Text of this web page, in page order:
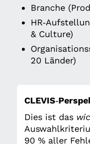
Branche
& Culture)
20 Länder)
Dies ist das
90 % aller